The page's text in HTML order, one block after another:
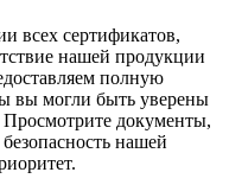
всех сертификатов,
нашей продукции
полную
вы могли быть уверены
документы,
нашей